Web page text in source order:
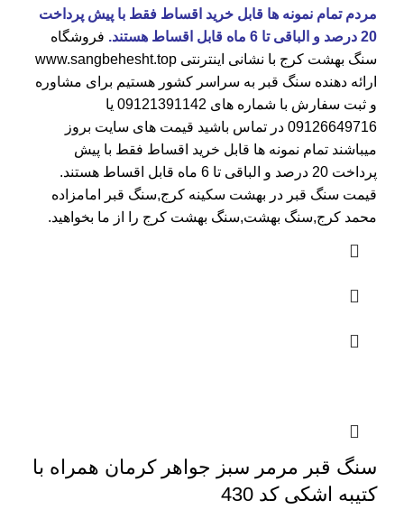
مردم تمام نمونه ها قابل خرید اقساط فقط با پیش پرداخت
20 درصد و الباقی تا 6 ماه قابل اقساط هستند.
فروشگاه
سنگ بهشت کرج با نشانی اینترنتی www.sangbehesht.top
ارائه دهنده سنگ قبر به سراسر کشور هستیم برای مشاوره
و ثبت سفارش با شماره های 09121391142 یا
09126649716 در تماس باشید قیمت های سایت بروز
میباشند تمام نمونه ها قابل خرید اقساط فقط با پیش
پرداخت 20 درصد و الباقی تا 6 ماه قابل اقساط هستند.
قیمت سنگ قبر در بهشت سکینه کرج,سنگ قبر امامزاده
محمد کرج,سنگ بهشت,سنگ بهشت کرج را از ما بخواهید.
سنگ قبر مرمر سبز جواهر کرمان همراه با
کتیبه اشکی کد 430